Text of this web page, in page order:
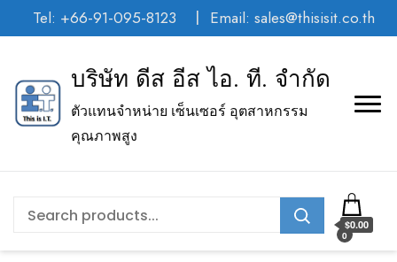
Tel: +66-91-095-8123 Email: sales@thisisit.co.th
บริษัท ดีส อีส ไอ. ที. จำกัด
ตัวแทนจำหน่าย เซ็นเซอร์ อุตสาหกรรม
คุณภาพสูง
0
$0.00